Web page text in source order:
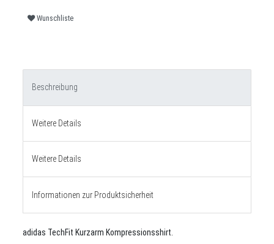
Wunschliste
Beschreibung
Weitere Details
Weitere Details
Informationen zur Produktsicherheit
adidas TechFit Kurzarm Kompressionsshirt